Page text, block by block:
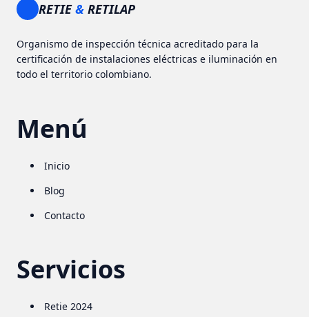
RETIE& RETILAP
Organismo de inspección técnica acreditado para la
certificación de instalaciones eléctricas e iluminación en
todo el territorio colombiano.
Menú
Inicio
Blog
Contacto
Servicios
Retie 2024